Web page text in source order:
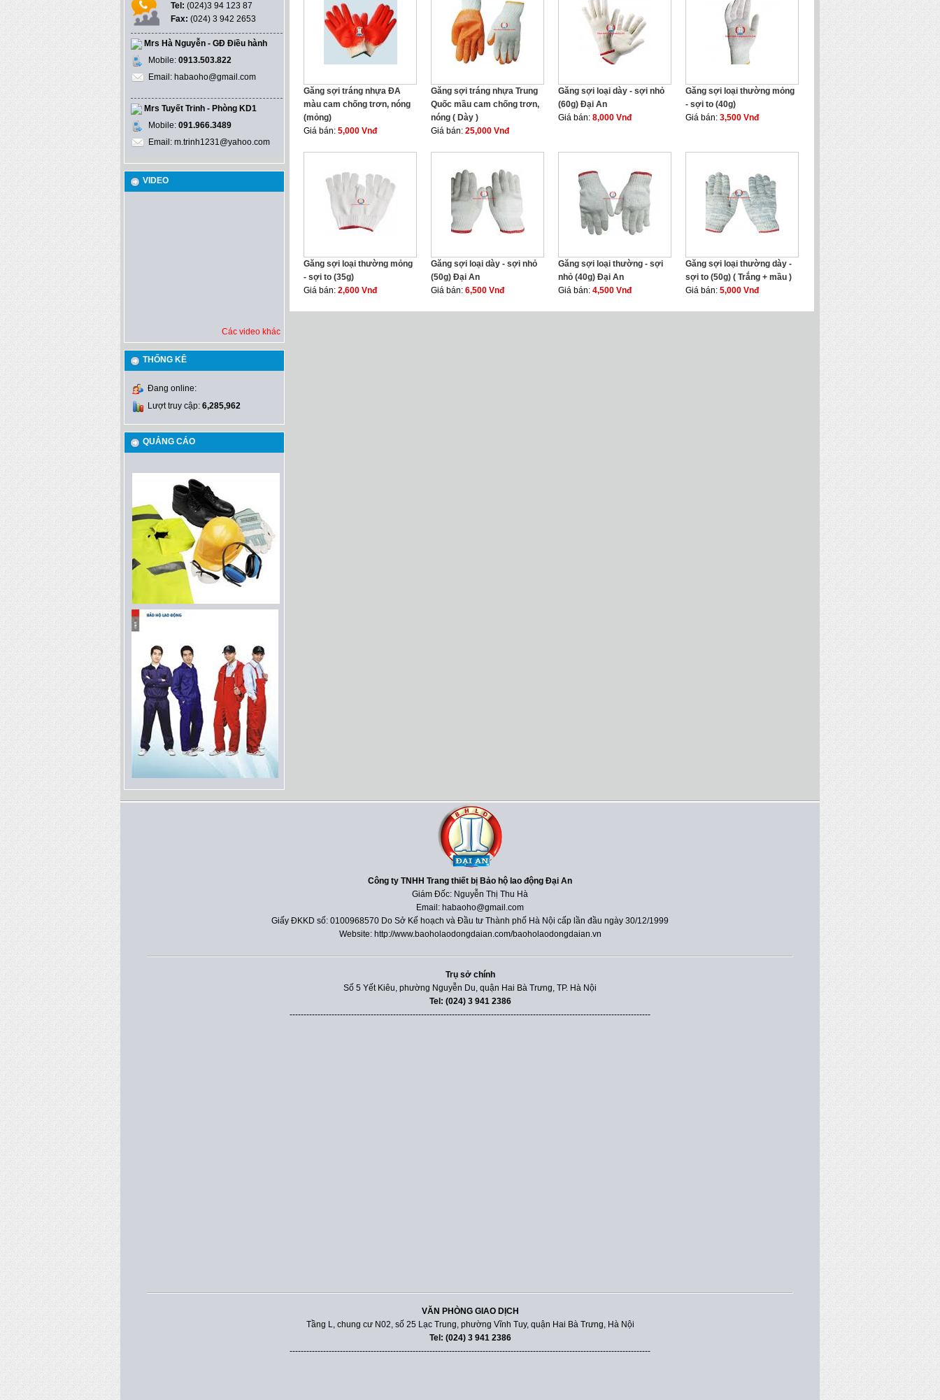
Tel: (024)3 94 123 87
Fax: (024) 3 942 2653
Mrs Hà Nguyễn - GĐ Điều hành
Mobile: 0913.503.822
Email: habaoho@gmail.com
Mrs Tuyết Trinh - Phòng KD1
Mobile: 091.966.3489
Email: m.trinh1231@yahoo.com
VIDEO
Các video khác
THỐNG KÊ
Đang online:
Lượt truy cập: 6,285,962
QUẢNG CÁO
Găng sợi tráng nhựa ĐA
màu cam chống trơn, nóng
(mỏng)
Giá bán: 5,000 Vnđ
Găng sợi tráng nhựa Trung
Quốc mầu cam chống trơn,
nóng ( Dày )
Giá bán: 25,000 Vnđ
Găng sợi loại dày - sợi nhỏ
(60g) Đại An
Giá bán: 8,000 Vnđ
Găng sợi loại thường mỏng
- sợi to (40g)
Giá bán: 3,500 Vnđ
Găng sợi loại thường mỏng
- sợi to (35g)
Giá bán: 2,600 Vnđ
Găng sợi loại dày - sợi nhỏ
(50g) Đại An
Giá bán: 6,500 Vnđ
Găng sợi loại thường - sợi
nhỏ (40g) Đại An
Giá bán: 4,500 Vnđ
Găng sợi loại thường dày -
sợi to (50g) ( Trắng + mầu )
Giá bán: 5,000 Vnđ
Công ty TNHH Trang thiết bị Bảo hộ lao động Đại An
Giám Đốc: Nguyễn Thị Thu Hà
Email: habaoho@gmail.com
Giấy ĐKKD số: 0100968570 Do Sở Kế hoạch và Đầu tư Thành phố Hà Nội cấp lần đầu ngày 30/12/1999
Website: http://www.baoholaodongdaian.com/baoholaodongdaian.vn
Trụ sở chính
Số 5 Yết Kiêu, phường Nguyễn Du, quận Hai Bà Trưng, TP. Hà Nội
Tel: (024) 3 941 2386
---------------------------------------------------------------------------------------------------------------------------------
VĂN PHÒNG GIAO DỊCH
Tầng L, chung cư N02, số 25 Lạc Trung, phường Vĩnh Tuy, quận Hai Bà Trưng, Hà Nội
Tel: (024) 3 941 2386
---------------------------------------------------------------------------------------------------------------------------------